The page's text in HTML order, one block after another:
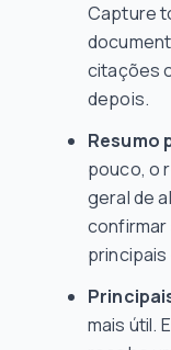
Capture
citações
depois.
Resumo
pouco, o
geral de
principais
mais útil.